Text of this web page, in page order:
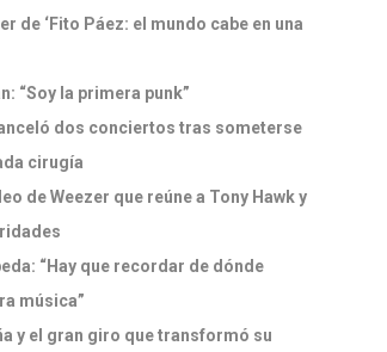
de ‘Fito Páez: el mundo cabe en una
“Soy la primera punk”
dos conciertos tras someterse
cirugía
de Weezer que reúne a Tony Hawk y
“Hay que recordar de dónde
música”
y el gran giro que transformó su